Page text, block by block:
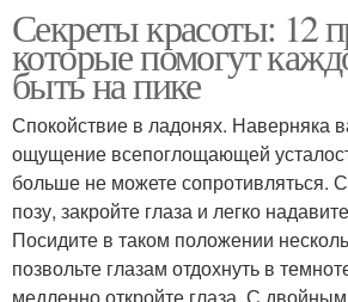
Секреты красоты: 12
которые помогут
быть на пике
Спокойствие в ладонях. Наверняка
ощущение всепоглощающей
больше не можете сопротивляться.
позу, закройте глаза и легко
Посидите в таком положении
позвольте глазам отдохнуть в